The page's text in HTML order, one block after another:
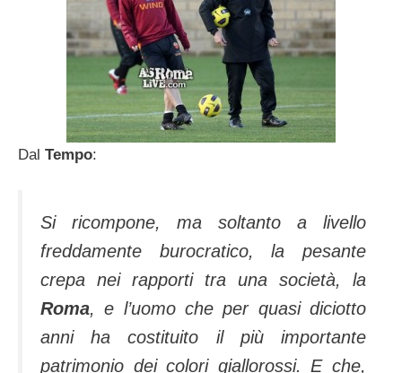
Dal Tempo:
Si ricompone, ma soltanto a livello
freddamente burocratico, la pesante
crepa nei rapporti tra una società, la
Roma, e l’uomo che per quasi diciotto
anni ha costituito il più importante
patrimonio dei colori giallorossi. E che,